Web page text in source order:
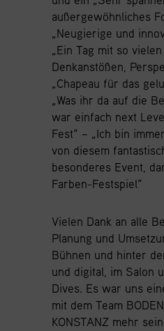
außergewöhnliches
„Neugierige und
„Ein Tag mit so
Denkanstößen,
„Chapeau für das
„Was ihr da auf die
war einfach next
Fest“ – „Ich bin
von diesem
besonderes Event,
Farben-Festspiel“
Vielen Dank an alle
Planung und
Bühnen und hinter
und digital, im Salon
Dives. Es war uns
mit dem Team
KONSTANZ mehr